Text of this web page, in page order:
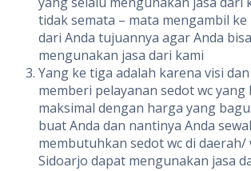
tidak semata – mata mengambil
dari Anda tujuannya agar Anda
mengunakan jasa dari kami
Yang ke tiga adalah karena visi
memberi pelayanan sedot wc yang
maksimal dengan harga yang
buat Anda dan nantinya Anda
membutuhkan sedot wc di daerah/
Sidoarjo dapat mengunakan jasa